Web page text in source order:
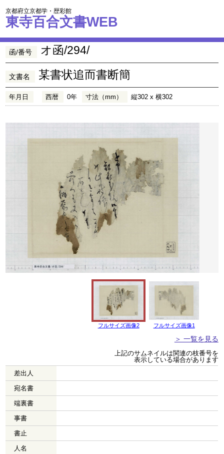
京都府立京都学・歴彩館
東寺百合文書WEB
函/番号 オ函/294/
文書名 某書状追而書断簡
年月日 西暦 0年 寸法（mm） 縦302 x 横302
フルサイズ画像2 フルサイズ画像1
＞ 一覧を見る
上記のサムネイルは関連の枝番号を
表示している場合があります
差出人
宛名書
端裏書
事書
書止
人名